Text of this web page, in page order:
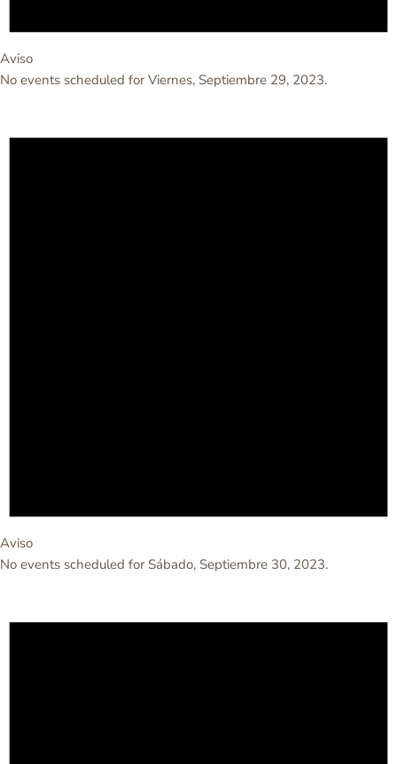
Aviso
No events scheduled for Viernes, Septiembre 29, 2023.
Aviso
No events scheduled for Sábado, Septiembre 30, 2023.